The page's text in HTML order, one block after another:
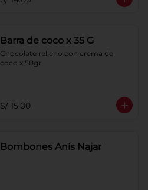
Barra de coco x 35 G
Chocolate relleno con crema de
coco x 50gr
S/ 15.00
Bombones Anís Najar